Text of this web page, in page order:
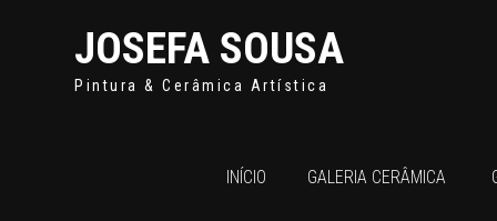
JOSEFA SOUSA
Pintura & Cerâmica Artística
INÍCIO GALERIA CERÂMICA